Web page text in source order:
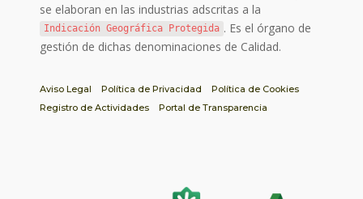
se elaboran en las industrias adscritas a la
Indicación Geográfica Protegida . Es el órgano de
gestión de dichas denominaciones de Calidad.
Aviso Legal Política de Privacidad
Política de Cookies
Registro de Actividades
Portal de Transparencia